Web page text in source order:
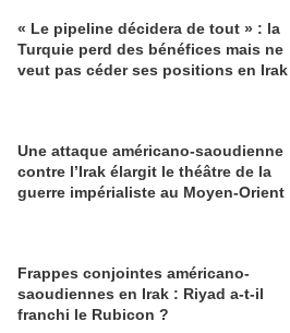
« Le pipeline décidera de tout » : la
Turquie perd des bénéfices mais ne
veut pas céder ses positions en Irak
Une attaque américano-saoudienne
contre l’Irak élargit le théâtre de la
guerre impérialiste au Moyen-Orient
Frappes conjointes américano-
saoudiennes en Irak : Riyad a-t-il
franchi le Rubicon ?